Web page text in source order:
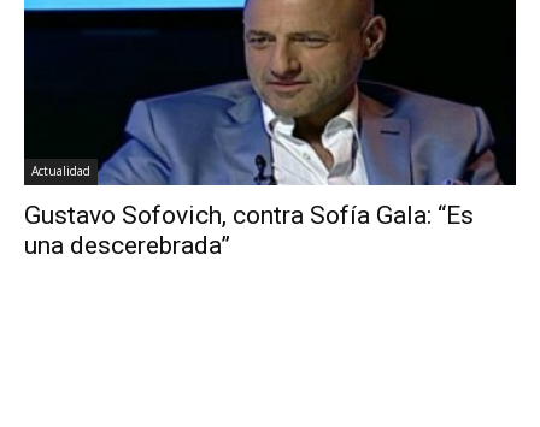
Actualidad
Gustavo Sofovich, contra Sofía Gala: “Es
una descerebrada”